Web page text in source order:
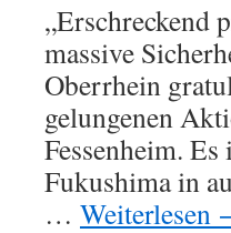
„Erschreckend
massive
Oberrhein
gelungenen
Fessenheim.
Fukushima in
… Weiterlesen